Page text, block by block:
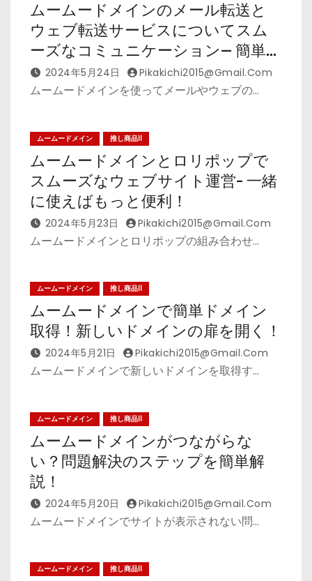
ムームードメインのメール転送と
ウェブ転送サービスについてスム
ーズなコミュニケーション— 簡単操
作で効率化！
2024年5月24日 Pikakichi2015@gmail.com
ムームードメインを使ってメールやウェブの…
ムームードメイン 推し商品II
ムームードメインとロリポップで
スムーズなウェブサイト運営- 一緒
に使えばもっと便利！
2024年5月23日 Pikakichi2015@gmail.com
ムームードメインとロリポップの組み合わせ…
ムームードメイン 推し商品II
ムームードメインで簡単ドメイン
取得！新しいドメインの扉を開く！
2024年5月21日 Pikakichi2015@gmail.com
ムームードメインで新しいドメインを取得す…
ムームードメイン 推し商品II
ムームードメインがつながらな
い？問題解決のステップを簡単解
説！
2024年5月20日 Pikakichi2015@gmail.com
ムームードメインでサイトが表示されない問…
ムームードメイン 推し商品II